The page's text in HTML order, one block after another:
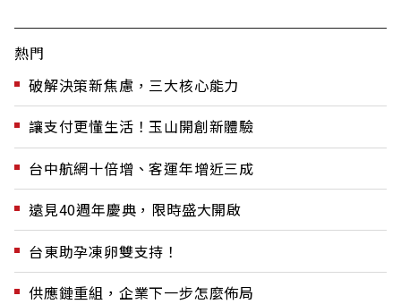
熱門
破解決策新焦慮，三大核心能力
讓支付更懂生活！玉山開創新體驗
台中航網十倍增、客運年增近三成
遠見40週年慶典，限時盛大開啟
台東助孕凍卵雙支持！
供應鏈重組，企業下一步怎麼佈局